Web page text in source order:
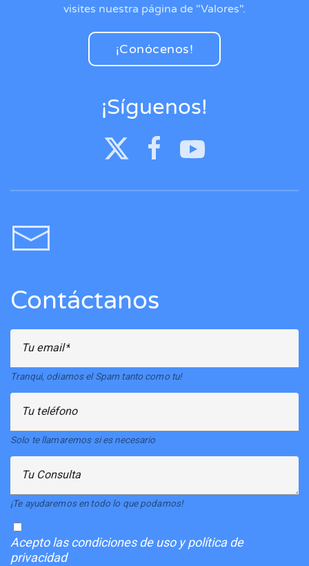
visites nuestra página de "Valores".
¡Conócenos!
¡Síguenos!
Contáctanos
Tu email
Tranqui, odiamos el Spam tanto como tu!
Tu teléfono
Solo te llamaremos si es necesario
Tu Consulta
¡Te ayudaremos en todo lo que podamos!
Aceptolas condiciones de uso y política de
privacidad